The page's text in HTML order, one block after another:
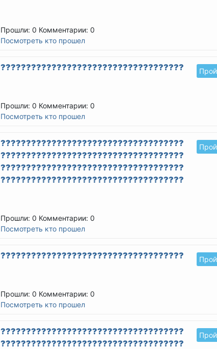
Прошли: 0 Комментарии: 0
Посмотреть кто прошел
Прошли: 0 Комментарии: 0
Посмотреть кто прошел
????????????????????????????????????????
????????????????????????????????????????
????????????????????????????????????????
????????????????????????????????????????
Прошли: 0 Комментарии: 0
Посмотреть кто прошел
Прошли: 0 Комментарии: 0
Посмотреть кто прошел
????????????????????????????????????????
????????????????????????????????????????